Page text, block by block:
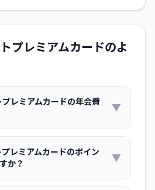
プレミアムカードのよ
レミアムカードの年会費
▼
レミアムカードのポイン
か？
▼